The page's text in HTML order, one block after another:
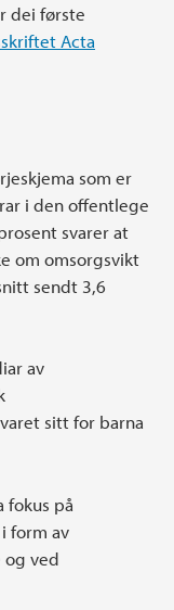
dei første
Acta
som er
i den offentlege
svarer at
om omsorgsvikt
sendt 3,6
av
sitt for barna
fokus på
form av
ved